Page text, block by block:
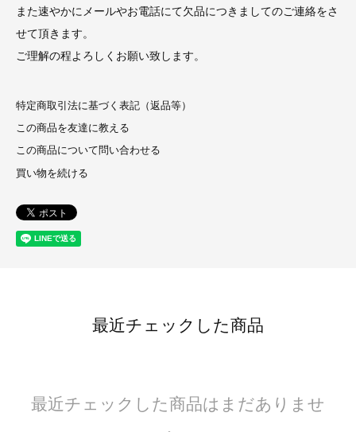
また速やかにメールやお電話にて欠品につきましてのご連絡をさ
せて頂きます。
ご理解の程よろしくお願い致します。
特定商取引法に基づく表記（返品等）
この商品を友達に教える
この商品について問い合わせる
買い物を続ける
最近チェックした商品
最近チェックした商品はまだありませ